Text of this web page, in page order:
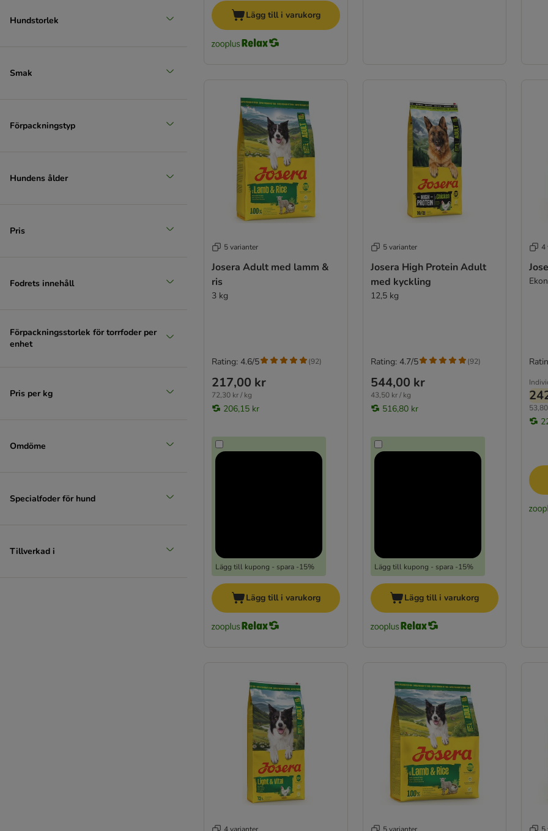
Hundstorlek
Smak
Förpackningstyp
Hundens ålder
Pris
Fodrets innehåll
Förpackningsstorlek för torrfoder per
enhet
Pris per kg
Omdöme
Specialfoder för hund
Tillverkad i
Lägg till i varukorg
5 varianter
Josera Adult med lamm &
ris
3 kg
217,00 kr
72,30 kr / kg
206,15 kr
Lägg till kupong - spara -15%
Rating: 4.6/5 (92)
Lägg till i varukorg
5 varianter
Josera High Protein Adult
med kyckling
12,5 kg
544,00 kr
43,50 kr / kg
516,80 kr
Lägg till kupong - spara -15%
Rating: 4.7/5 (92)
Lägg till i varukorg
4